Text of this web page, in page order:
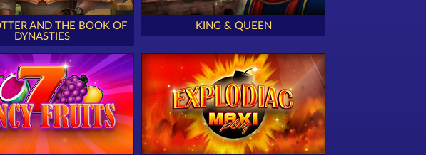
AND THE BOOK OF
DYNASTIES
KING & QUEEN